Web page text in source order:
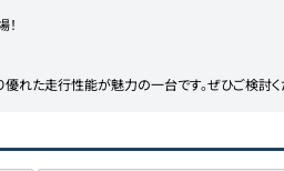
れた走行性能が魅力の一台です。ぜひご検討く